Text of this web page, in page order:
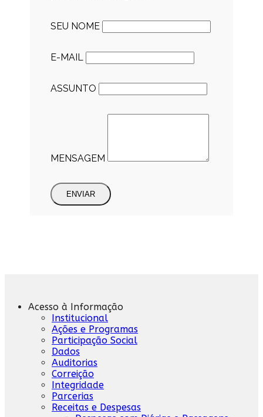
SEU NOME
E-MAIL
ASSUNTO
MENSAGEM
ENVIAR
Acesso à Informação
Institucional
Ações e Programas
Participação Social
Dados
Auditorias
Correição
Integridade
Parcerias
Receitas e Despesas